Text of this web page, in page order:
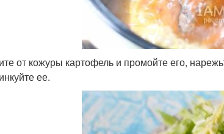
от кожуры картофель и промойте его,
ее.